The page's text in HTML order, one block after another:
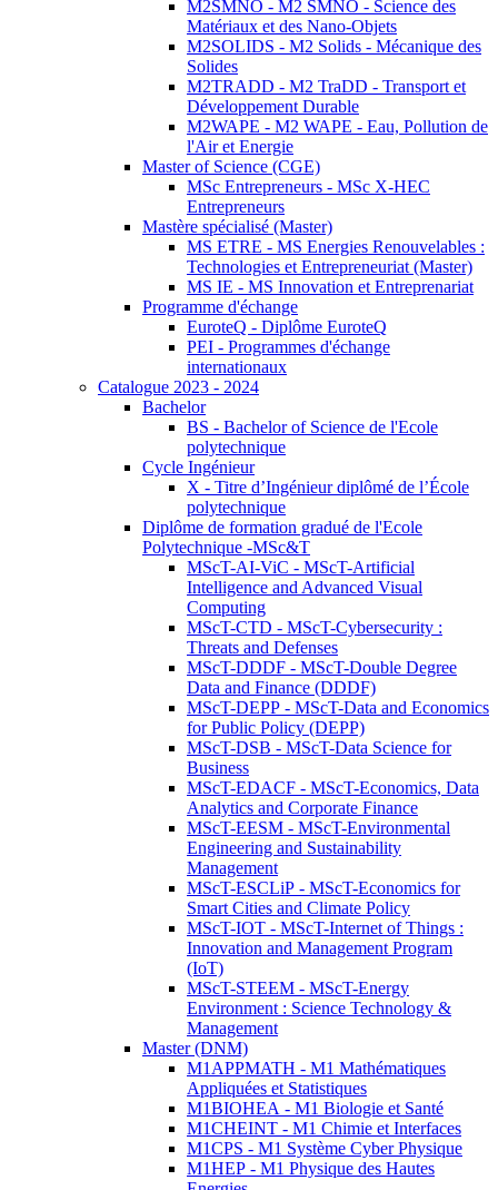
M2SMNO - M2 SMNO - Science des
Matériaux et des Nano-Objets
M2SOLIDS - M2 Solids - Mécanique des
Solides
M2TRADD - M2 TraDD - Transport et
Développement Durable
M2WAPE - M2 WAPE - Eau, Pollution de
l'Air et Energie
Master of Science (CGE)
MSc Entrepreneurs - MSc X-HEC
Entrepreneurs
Mastère spécialisé (Master)
MS ETRE - MS Energies Renouvelables :
Technologies et Entrepreneuriat (Master)
MS IE - MS Innovation et Entreprenariat
Programme d'échange
EuroteQ - Diplôme EuroteQ
PEI - Programmes d'échange
internationaux
Catalogue 2023 - 2024
Bachelor
BS - Bachelor of Science de l'Ecole
polytechnique
Cycle Ingénieur
X - Titre d’Ingénieur diplômé de l’École
polytechnique
Diplôme de formation gradué de l'Ecole
Polytechnique -MSc&T
MScT-AI-ViC - MScT-Artificial
Intelligence and Advanced Visual
Computing
MScT-CTD - MScT-Cybersecurity :
Threats and Defenses
MScT-DDDF - MScT-Double Degree
Data and Finance (DDDF)
MScT-DEPP - MScT-Data and Economics
for Public Policy (DEPP)
MScT-DSB - MScT-Data Science for
Business
MScT-EDACF - MScT-Economics, Data
Analytics and Corporate Finance
MScT-EESM - MScT-Environmental
Engineering and Sustainability
Management
MScT-ESCLiP - MScT-Economics for
Smart Cities and Climate Policy
MScT-IOT - MScT-Internet of Things :
Innovation and Management Program
(IoT)
MScT-STEEM - MScT-Energy
Environment : Science Technology &
Management
Master (DNM)
M1APPMATH - M1 Mathématiques
Appliquées et Statistiques
M1BIOHEA - M1 Biologie et Santé
M1CHEINT - M1 Chimie et Interfaces
M1CPS - M1 Système Cyber Physique
M1HEP - M1 Physique des Hautes